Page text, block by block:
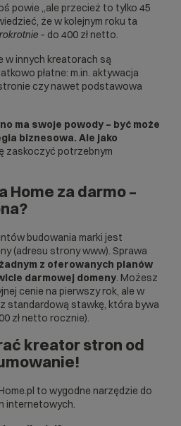
powie „ale przecież to tylko 45
że w kolejnym roku ta
– do 400 zł netto.
w innych kreatorach są
płatne: m.in. aktywacja
czy nawet podstawowa
ma swoje powody – być może
biznesowa. Ale jako
zaskoczyć potrzebnym
Home za darmo –
budowania marki jest
(adresu strony www). Sprawa
z oferowanych planów
darmowej domeny. Możesz
cenie na pierwszy rok, ale w
standardową stawkę, która bywa
zł netto rocznie).
kreator stron od
to wygodne narzędzie do
internetowych.